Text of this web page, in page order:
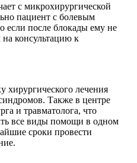
с микрохирургической
пациент с болевым
если после блокады ему не
на консультацию к
хирургического лечения
Также в центре
и травматолога, что
все виды помощи в одном
сроки провести